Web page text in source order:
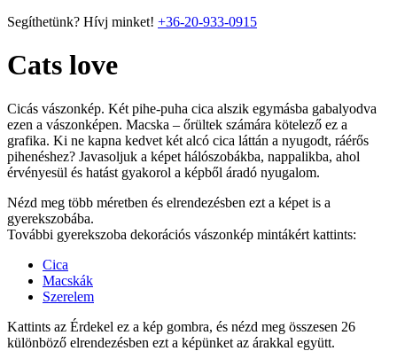
Segíthetünk? Hívj minket! +36-20-933-0915
Cats love
Cicás vászonkép. Két pihe-puha cica alszik egymásba gabalyodva
ezen a vászonképen. Macska – őrültek számára kötelező ez a
grafika. Ki ne kapna kedvet két alcó cica láttán a nyugodt, ráérős
pihenéshez? Javasoljuk a képet hálószobákba, nappalikba, ahol
érvényesül és hatást gyakorol a képből áradó nyugalom.
Nézd meg több méretben és elrendezésben ezt a képet is a
gyerekszobába.
További gyerekszoba dekorációs vászonkép mintákért kattints:
Cica
Macskák
Szerelem
Kattints az Érdekel ez a kép gombra, és nézd meg összesen 26
különböző elrendezésben ezt a képünket az árakkal együtt.